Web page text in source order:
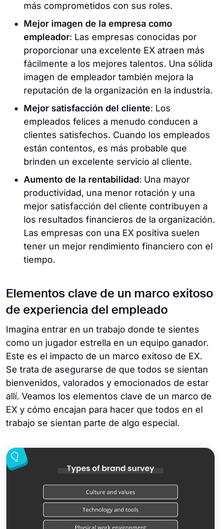
más comprometidos con sus roles.
Mejor imagen de la empresa como
empleador: Las empresas conocidas por
proporcionar una excelente EX atraen más
fácilmente a los mejores talentos. Una sólida
imagen de empleador también mejora la
reputación de la organización en la industria.
Mejor satisfacción del cliente: Los
empleados felices a menudo conducen a
clientes satisfechos. Cuando los empleados
están contentos, es más probable que
brinden un excelente servicio al cliente.
Aumento de la rentabilidad: Una mayor
productividad, una menor rotación y una
mejor satisfacción del cliente contribuyen a
los resultados financieros de la organización.
Las empresas con una EX positiva suelen
tener un mejor rendimiento financiero con el
tiempo.
Elementos clave de un marco exitoso
de experiencia del empleado
Imagina entrar en un trabajo donde te sientes
como un jugador estrella en un equipo ganador.
Este es el impacto de un marco exitoso de EX.
Se trata de asegurarse de que todos se sientan
bienvenidos, valorados y emocionados de estar
allí. Veamos los elementos clave de un marco de
EX y cómo encajan para hacer que todos en el
trabajo se sientan parte de algo especial.